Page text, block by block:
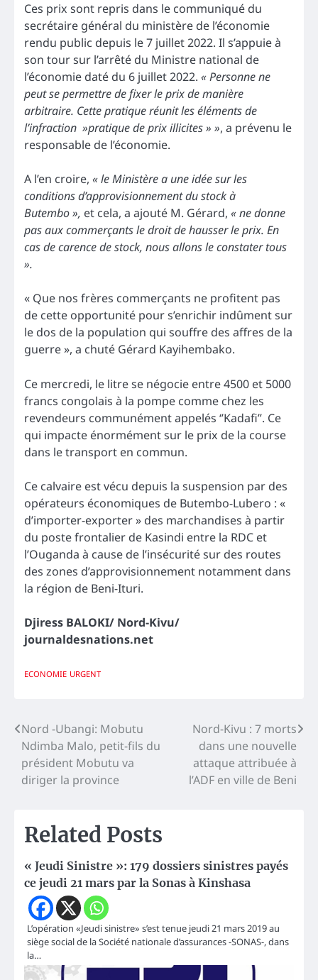
Ces prix sont repris dans le communiqué du
secrétaire général du ministère de l’économie
rendu public depuis le 7 juillet 2022. Il s’appuie à
son tour sur l’arrêté du Ministre national de
l’économie daté du 6 juillet 2022. « Personne ne
peut se permettre de fixer le prix de manière
arbitraire. Cette pratique réunit les éléments de
l’infraction »pratique de prix illicites » », a prévenu le
responsable de l’économie.
A l’en croire, « le Ministère a une idée sur les
conditions d’approvisionnement du stock à
Butembo », et cela, a ajouté M. Gérard, « ne donne
pas aux commerçants le droit de hausser le prix. En
cas de carence de stock, nous allons le constater tous
».
« Que nos frères commerçants ne profitent pas
de cette opportunité pour s’enrichir indûment sur
le dos de la population qui souffre des affres de la
guerre », a chuté Gérard Kayihembako.
Ce mercredi, le litre se négocie entre 4500 et 5000
francs congolais à la pompe comme chez les
revendeurs communément appelés ‘’Kadafi’’. Ce
qui impacte énormément sur le prix de la course
dans le transport en commun.
Ce calvaire est vécu depuis la suspension par des
opérateurs économiques de Butembo-Lubero : «
d’importer-exporter » des marchandises à partir
du poste frontalier de Kasindi entre la RDC et
l’Ouganda à cause de l’insécurité sur des routes
des zones d’approvisionnement notamment dans
la région de Beni-Ituri.
Djiress BALOKI/ Nord-Kivu/
journaldesnations.net
ECONOMIE URGENT
Navigation
de
l’article
Nord -Ubangi: Mobutu
Ndimba Malo, petit-fils du
président Mobutu va
diriger la province
Nord-Kivu : 7 morts
dans une nouvelle
attaque attribuée à
l’ADF en ville de Beni
Related Posts
« Jeudi Sinistre »: 179 dossiers sinistres payés
ce jeudi 21 mars par la Sonas à Kinshasa
L’opération «Jeudi sinistre» s’est tenue jeudi 21 mars 2019 au
siège social de la Société nationale d’assurances -SONAS-, dans
la…